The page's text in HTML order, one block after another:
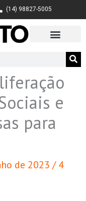
(14) 98827-5005
e
para
de 2023 /4